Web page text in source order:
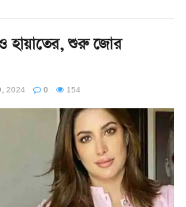
ও হায়াতের, শুরু জোর
2024 0 154